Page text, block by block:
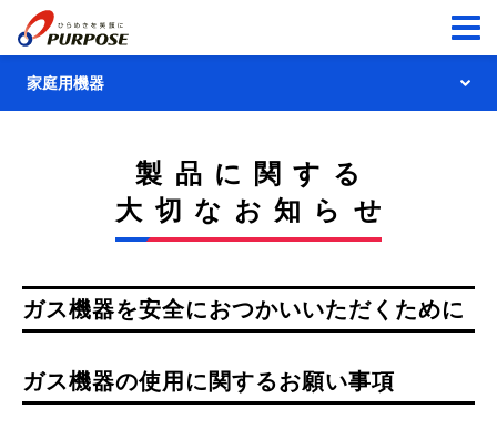
家庭用機器
給湯暖房用熱源機
ふろ給湯器
給湯器
ふろがま
900シリーズ
680シリーズ
温水暖房システム
温水式床暖房
太陽熱温水システム／
製品に関する
大切なお知らせ
ガス機器を安全におつかいいただくために
ガス機器の使用に関するお願い事項